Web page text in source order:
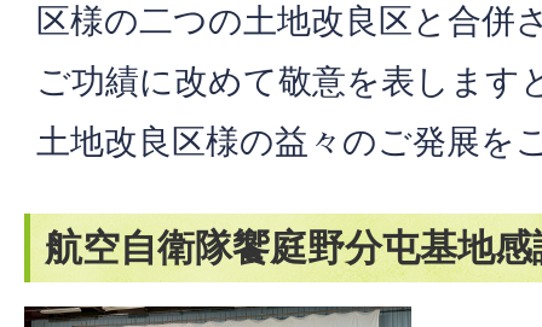
区様の二つの土地改良区と合併
ご功績に改めて敬意を表します
土地改良区様の益々のご発展を
航空自衛隊饗庭野分屯基地感